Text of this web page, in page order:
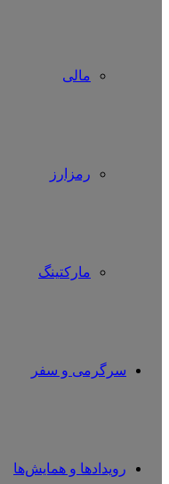
مالی
رمزارز
مارکتینگ
سرگرمی و سفر
رویدادها و همایش‌ها